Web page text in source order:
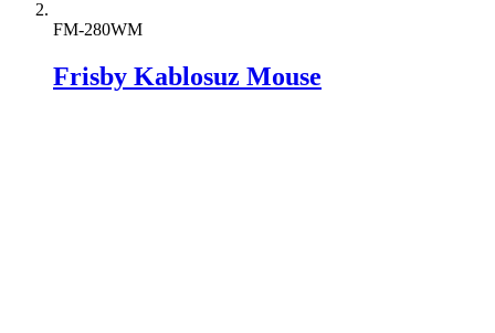
FM-280WM
Frisby Kablosuz Mouse